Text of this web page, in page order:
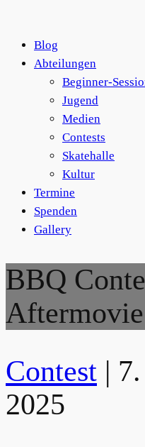
Blog
Abteilungen
Beginner-
Jugend
Medien
Contests
Skatehalle
Kultur
Termine
Spenden
Gallery
BBQ
Aftermovie
Contest |
2025